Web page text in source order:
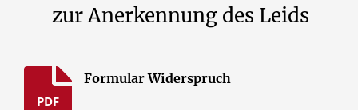
zur Anerkennung des Leids
PDF
Formular Widerspruch